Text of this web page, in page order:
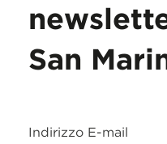
San
Indirizzo E-mail